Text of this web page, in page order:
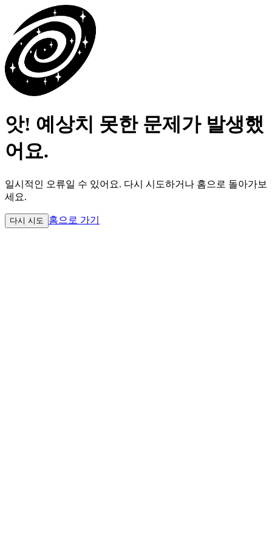
앗! 예상치 못한 문제가 발생했
어요.
일시적인 오류일 수 있어요. 다시 시도하거나 홈으로 돌아가보
세요.
다시 시도 홈으로 가기